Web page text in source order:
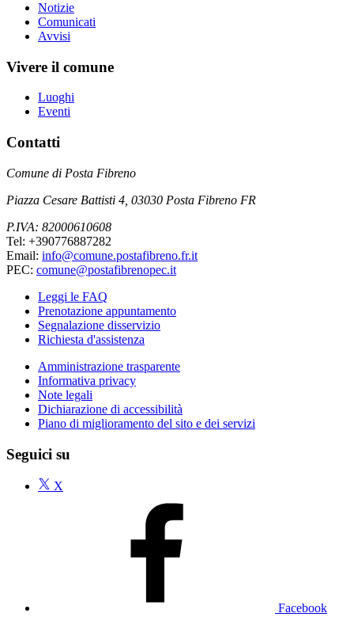
Notizie
Comunicati
Avvisi
Vivere il comune
Luoghi
Eventi
Contatti
Comune di Posta Fibreno
Piazza Cesare Battisti 4, 03030 Posta Fibreno FR
P.IVA: 82000610608
Tel: +390776887282
Email: info@comune.postafibreno.fr.it
PEC: comune@postafibrenopec.it
Leggi le FAQ
Prenotazione appuntamento
Segnalazione disservizio
Richiesta d'assistenza
Amministrazione trasparente
Informativa privacy
Note legali
Dichiarazione di accessibilità
Piano di miglioramento del sito e dei servizi
Seguici su
X
Facebook